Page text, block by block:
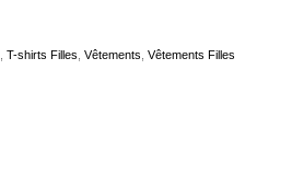
,T-shirts Filles ,Vêtements ,Vêtements Filles